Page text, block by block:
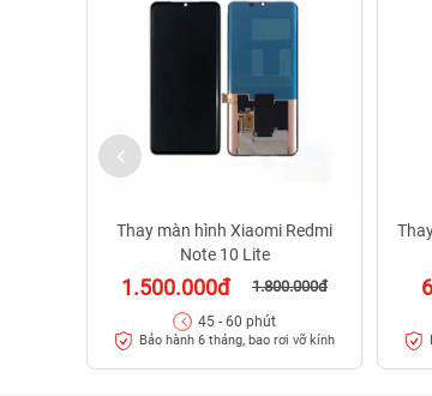
Thay màn hình Xiaomi Redmi
Note 10 Lite
1.500.000đ 1.800.000đ
45 - 60 phút
Bảo hành 6 tháng, bao rơi vỡ kính